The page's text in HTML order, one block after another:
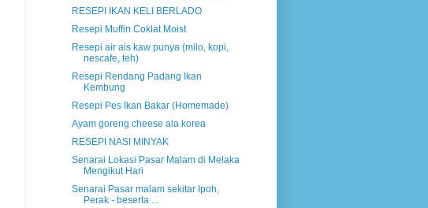
RESEPI IKAN KELI BERLADO
Resepi Muffin Coklat Moist
Resepi air ais kaw punya (milo, kopi,
nescafe, teh)
Resepi Rendang Padang Ikan
Kembung
Resepi Pes Ikan Bakar (Homemade)
Ayam goreng cheese ala korea
RESEPI NASI MINYAK
Senarai Lokasi Pasar Malam di Melaka
Mengikut Hari
Senarai Pasar malam sekitar Ipoh,
Perak - beserta ...